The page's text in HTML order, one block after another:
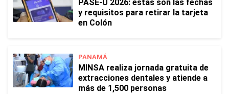
PASE-U 2026: estas son las fechas
y requisitos para retirar la tarjeta
en Colón
PANAMÁ
MINSA realiza jornada gratuita de
extracciones dentales y atiende a
más de 1,500 personas